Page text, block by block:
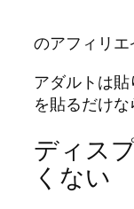
のアフィリエ
アダルトは
を貼るだけな
ディス
くない